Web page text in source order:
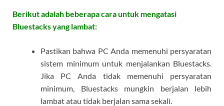
Berikut adalah beberapa cara untuk mengatasi
Bluestacks yang lambat:
Pastikan bahwa PC Anda memenuhi persyaratan
sistem minimum untuk menjalankan Bluestacks.
Jika PC Anda tidak memenuhi persyaratan
minimum, Bluestacks mungkin berjalan lebih
lambat atau tidak berjalan sama sekali.